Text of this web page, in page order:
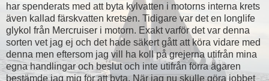
har spenderats med att byta kylvatten i motorns interna krets
även kallad färskvatten kretsen. Tidigare var det en longlife
glykol från Mercruiser i motorn. Exakt varför det var denna
sorten vet jag ej och det hade säkert gått att köra vidare med
denna men eftersom jag vill ha koll på grejerna utifrån mina
egna handlingar och beslut och inte utifrån förra ägaren
bestämde jag mig för att byta. När jag nu skulle göra jobbet